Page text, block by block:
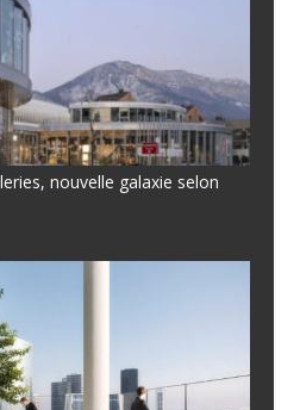
nouvelle galaxie selon